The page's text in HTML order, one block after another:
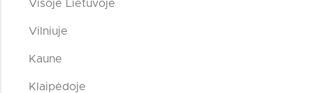
Visoje Lietuvoje
Vilniuje
Kaune
Klaipėdoje